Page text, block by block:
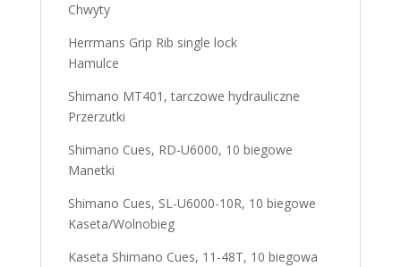
Chwyty
Herrmans Grip Rib single lock
Hamulce
Shimano MT401, tarczowe hydrauliczne
Przerzutki
Shimano Cues, RD-U6000, 10 biegowe
Manetki
Shimano Cues, SL-U6000-10R, 10 biegowe
Kaseta/Wolnobieg
Kaseta Shimano Cues, 11-48T, 10 biegowa